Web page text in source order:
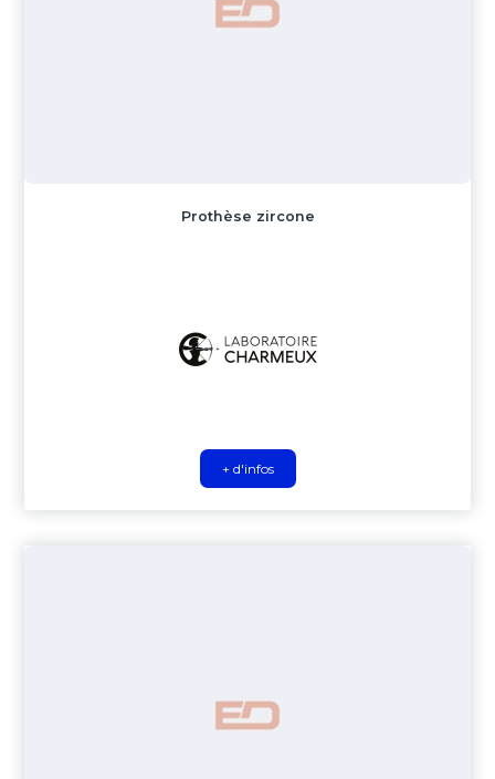
Prothèse zircone
+ d'infos